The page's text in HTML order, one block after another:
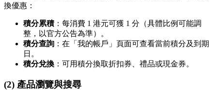
換優惠：
積分累積：每消費 1 港元可獲 1 分（具體比例可能調
整，以官方公告為準）。
積分查詢 ：在「我的帳戶」頁面可查看當前積分及到期
日。
積分兌換 ：可用積分換取折扣券、禮品或現金券。
(2) 產品瀏覽與搜尋